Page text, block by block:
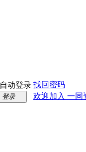
自动登录 找回密码
登录
欢迎加入 一同